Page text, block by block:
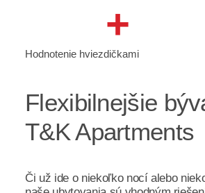
+
Hodnotenie hviezdičkami
Flexibilnejšie
T&K Apartments
Či už ide o niekoľko nocí alebo